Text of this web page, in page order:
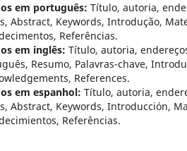
em português: Título, autoria,
Abstract, Keywords, Introdução,
Referências.
em inglês: Título, autoria,
Resumo, Palavras-chave,
References.
em espanhol: Título, autoria,
Abstract, Keywords, Introducción,
Referências.